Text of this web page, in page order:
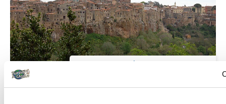
beretz
Maremma e Val d’Orcia